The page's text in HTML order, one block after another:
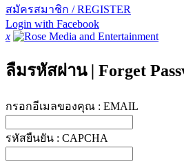
สมัครสมาชิก / REGISTER
Login with Facebook
x
ลืมรหัสผ่าน | Forget
กรอกอีเมลของคุณ : EMAIL
รหัสยืนยัน : CAPCHA